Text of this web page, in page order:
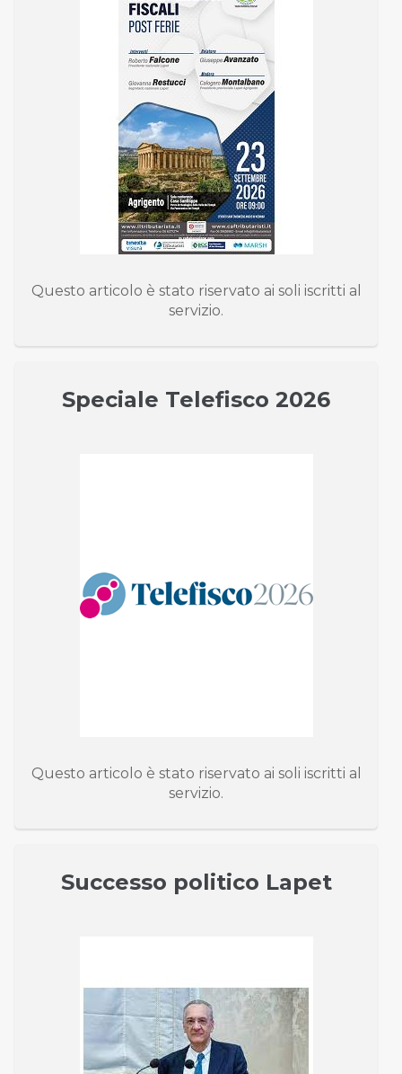
Questo articolo è stato riservato ai soli iscritti al
servizio.
Speciale Telefisco 2026
Questo articolo è stato riservato ai soli iscritti al
servizio.
Successo politico Lapet